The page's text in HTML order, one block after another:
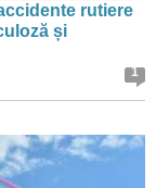
rutiere
și
1